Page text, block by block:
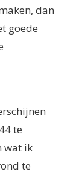
dan
goede
te
wat ik
te